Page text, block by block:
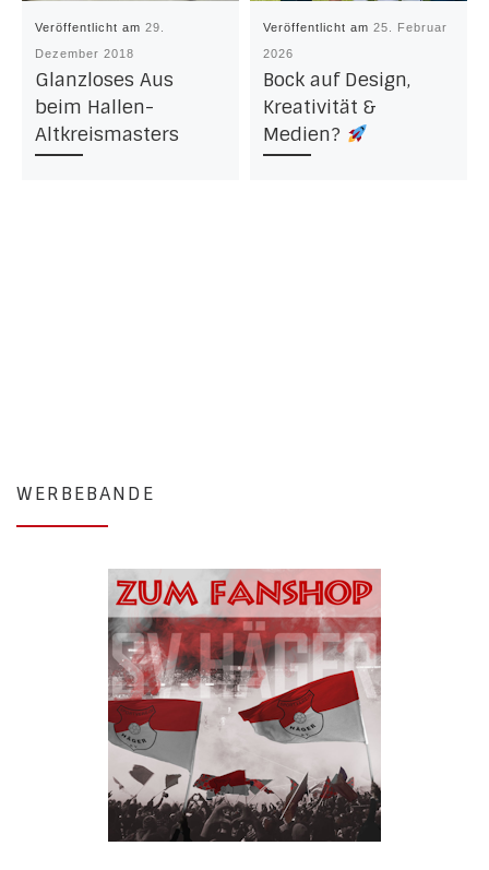
Veröffentlicht am29.
Dezember 2018
Glanzloses Aus
beim Hallen-
Altkreismasters
Veröffentlicht am25. Februar
2026
Bock auf Design,
Kreativität &
Medien?
WERBEBANDE